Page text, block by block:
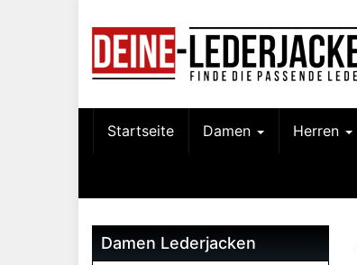
Startseite Damen Herren
Damen Lederjacken